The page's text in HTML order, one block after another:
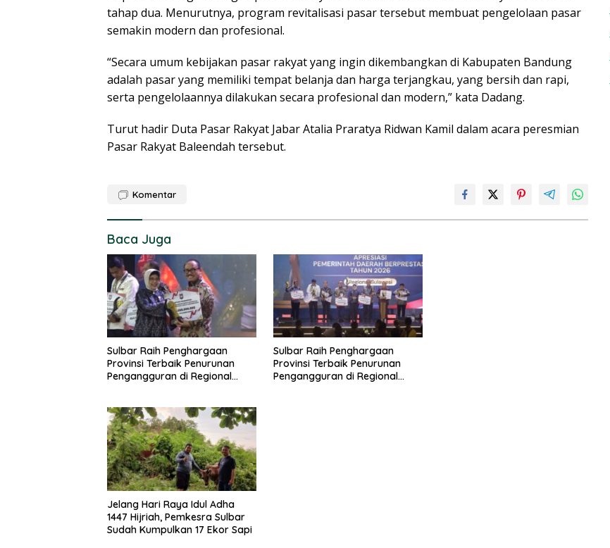
tahap dua. Menurutnya, program revitalisasi pasar tersebut membuat pengelolaan pasar
semakin modern dan profesional.
“Secara umum kebijakan pasar rakyat yang ingin dikembangkan di Kabupaten Bandung
adalah pasar yang memiliki tempat belanja dan harga terjangkau, yang bersih dan rapi,
serta pengelolaannya dilakukan secara profesional dan modern,” kata Dadang.
Turut hadir Duta Pasar Rakyat Jabar Atalia Praratya Ridwan Kamil dalam acara peresmian
Pasar Rakyat Baleendah tersebut.
Komentar
Baca Juga
Sulbar Raih Penghargaan
Provinsi Terbaik Penurunan
Pengangguran di Regional
Sulbar Raih Penghargaan
Provinsi Terbaik Penurunan
Pengangguran di Regional
Jelang Hari Raya Idul Adha
1447 Hijriah, Pemkesra Sulbar
Sudah Kumpulkan 17 Ekor Sapi